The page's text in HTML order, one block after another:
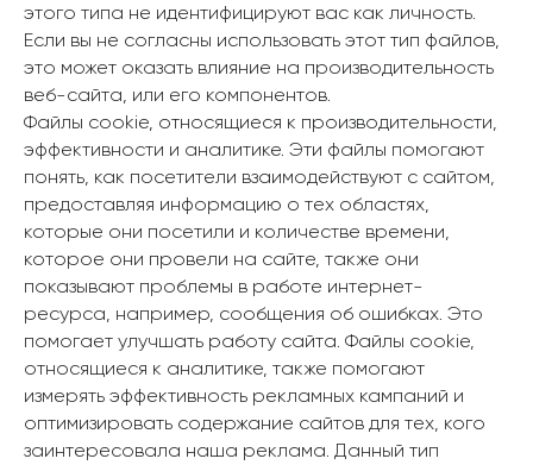
этого типа не идентифицируют вас как личность.
Если вы не согласны использовать этот тип файлов,
это может оказать влияние на производительность
веб-сайта, или его компонентов.
Файлы cookie, относящиеся к производительности,
эффективности и аналитике. Эти файлы помогают
понять, как посетители взаимодействуют с сайтом,
предоставляя информацию о тех областях,
которые они посетили и количестве времени,
которое они провели на сайте, также они
показывают проблемы в работе интернет-
ресурса, например, сообщения об ошибках. Это
помогает улучшать работу сайта. Файлы cookie,
относящиеся к аналитике, также помогают
измерять эффективность рекламных кампаний и
оптимизировать содержание сайтов для тех, кого
заинтересовала наша реклама. Данный тип